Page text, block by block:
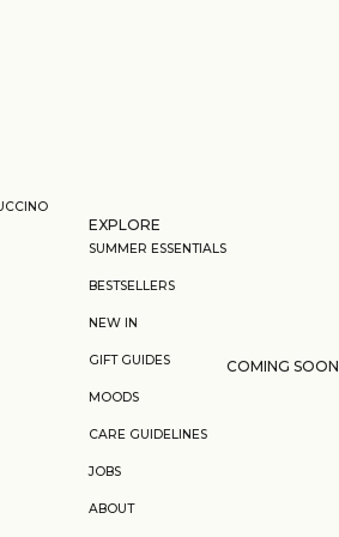
EXPLORE
SUMMER ESSENTIALS
BESTSELLERS
NEW IN
GIFT GUIDES
MOODS
CARE GUIDELINES
JOBS
ABOUT
COMING SOON